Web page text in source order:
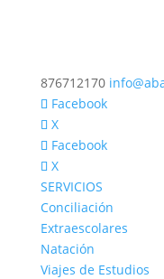
876712170
Facebook
X
Facebook
X
SERVICIOS
Conciliación
Extraescolares
Natación
Viajes de Estudios